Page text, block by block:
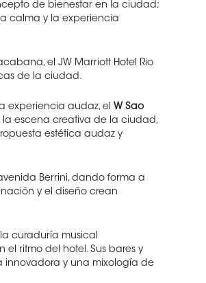
de bienestar en la ciudad;
calma y la experiencia
el JW Marriott Hotel Rio
de la ciudad.
experiencia audaz, el W Sao
escena creativa de la ciudad,
estética audaz y
Berrini, dando forma a
y el diseño crean
curaduría musical
ritmo del hotel. Sus bares y
innovadora y una mixología de